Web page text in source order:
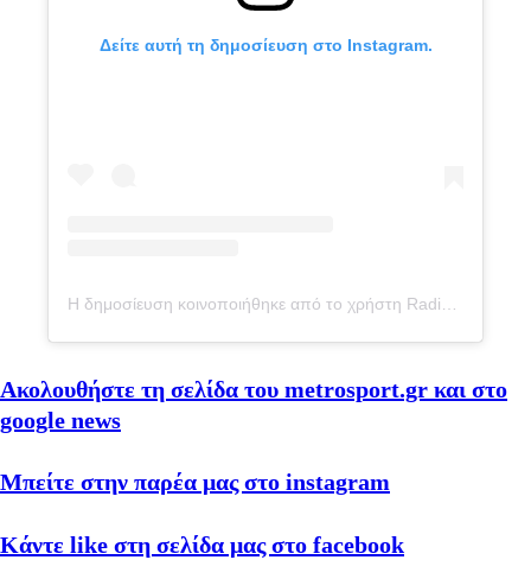
Δείτε αυτή τη δημοσίευση στο Instagram.
Η δημοσίευση κοινοποιήθηκε από το χρήστη Radio Kiss Kiss Napoli (@kisskissnapoli)
Ακολουθήστε τη σελίδα του metrosport.gr και στο
google news
Μπείτε στην παρέα μας στο instagram
Κάντε like στη σελίδα μας στο facebook